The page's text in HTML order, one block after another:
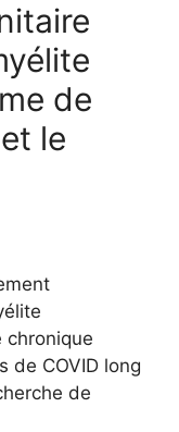
de
le
chronique
de COVID long
de